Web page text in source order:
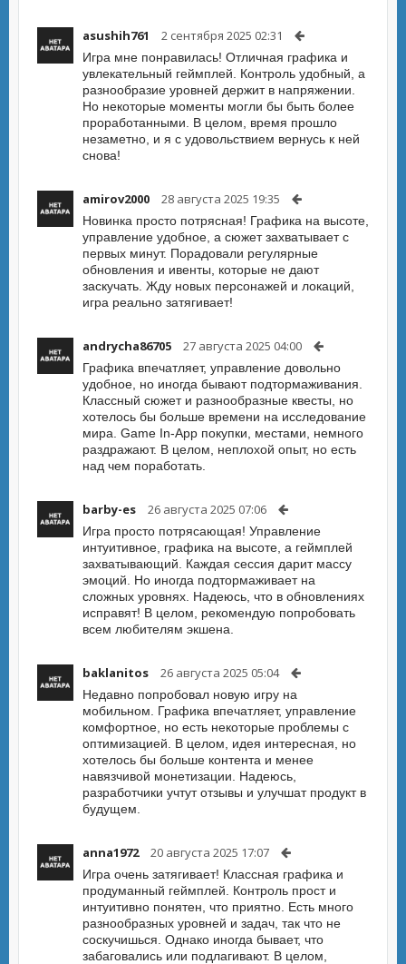
asushih761 2 сентября 2025 02:31
Игра мне понравилась! Отличная графика и
увлекательный геймплей. Контроль удобный, а
разнообразие уровней держит в напряжении.
Но некоторые моменты могли бы быть более
проработанными. В целом, время прошло
незаметно, и я с удовольствием вернусь к ней
снова!
amirov2000 28 августа 2025 19:35
Новинка просто потрясная! Графика на высоте,
управление удобное, а сюжет захватывает с
первых минут. Порадовали регулярные
обновления и ивенты, которые не дают
заскучать. Жду новых персонажей и локаций,
игра реально затягивает!
andrycha86705 27 августа 2025 04:00
Графика впечатляет, управление довольно
удобное, но иногда бывают подтормаживания.
Классный сюжет и разнообразные квесты, но
хотелось бы больше времени на исследование
мира. Game In-App покупки, местами, немного
раздражают. В целом, неплохой опыт, но есть
над чем поработать.
barby-es 26 августа 2025 07:06
Игра просто потрясающая! Управление
интуитивное, графика на высоте, а геймплей
захватывающий. Каждая сессия дарит массу
эмоций. Но иногда подтормаживает на
сложных уровнях. Надеюсь, что в обновлениях
исправят! В целом, рекомендую попробовать
всем любителям экшена.
baklanitos 26 августа 2025 05:04
Недавно попробовал новую игру на
мобильном. Графика впечатляет, управление
комфортное, но есть некоторые проблемы с
оптимизацией. В целом, идея интересная, но
хотелось бы больше контента и менее
навязчивой монетизации. Надеюсь,
разработчики учтут отзывы и улучшат продукт в
будущем.
anna1972 20 августа 2025 17:07
Игра очень затягивает! Классная графика и
продуманный геймплей. Контроль прост и
интуитивно понятен, что приятно. Есть много
разнообразных уровней и задач, так что не
соскучишься. Однако иногда бывает, что
забаговались или подлагивают. В целом,